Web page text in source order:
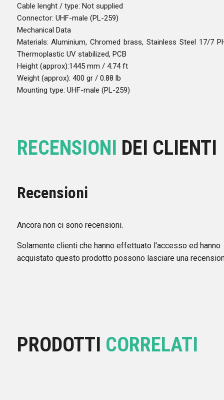
Cable lenght / type: Not supplied
Connector: UHF-male (PL-259)
Mechanical Data
Materials: Aluminium, Chromed brass, Stainless Steel 17/7
Thermoplastic UV stabilized, PCB
Height (approx):1445 mm / 4.74 ft
Weight (approx): 400 gr / 0.88 lb
Mounting type: UHF-male (PL-259)
RECENSIONI DEI CLIENTI
Recensioni
Ancora non ci sono recensioni.
Solamente clienti che hanno effettuato l'accesso ed hanno
acquistato questo prodotto possono lasciare una
PRODOTTI CORRELATI